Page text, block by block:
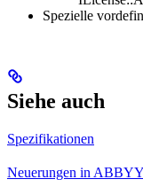
Spezielle
Siehe auch
Spezifikationen
Neuerungen in